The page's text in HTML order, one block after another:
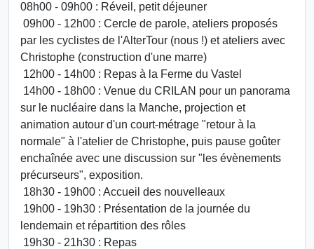
08h00 - 09h00 : Réveil, petit déjeuner
09h00 - 12h00 : Cercle de parole, ateliers proposés
par les cyclistes de l'AlterTour (nous !) et ateliers avec
Christophe (construction d'une marre)
12h00 - 14h00 : Repas à la Ferme du Vastel
14h00 - 18h00 : Venue du CRILAN pour un panorama
sur le nucléaire dans la Manche, projection et
animation autour d'un court-métrage "retour à la
normale" à l'atelier de Christophe, puis pause goûter
enchaînée avec une discussion sur "les évènements
précurseurs", exposition.
18h30 - 19h00 : Accueil des nouvelleaux
19h00 - 19h30 : Présentation de la journée du
lendemain et répartition des rôles
19h30 - 21h30 : Repas